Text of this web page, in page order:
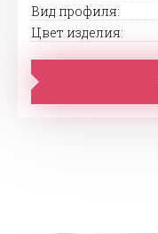
Вид профиля:
Цвет изделия: